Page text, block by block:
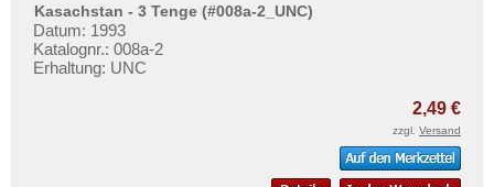
Kasachstan - 3 Tenge (#008a-2_UNC)
Datum: 1993
Katalognr.: 008a-2
Erhaltung: UNC
2,49 €
zzgl. Versand